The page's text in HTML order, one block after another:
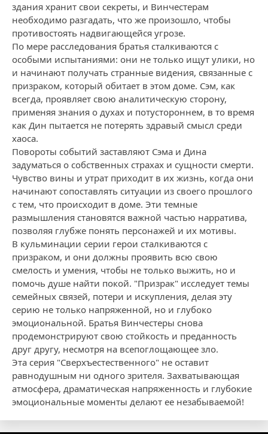
здания хранит свои секреты, и Винчестерам
необходимо разгадать, что же произошло, чтобы
противостоять надвигающейся угрозе.
По мере расследования братья сталкиваются с
особыми испытаниями: они не только ищут улики, но
и начинают получать странные видения, связанные с
призраком, который обитает в этом доме. Сэм, как
всегда, проявляет свою аналитическую сторону,
применяя знания о духах и потустороннем, в то время
как Дин пытается не потерять здравый смысл среди
хаоса.
Повороты событий заставляют Сэма и Дина
задуматься о собственных страхах и сущности смерти.
Чувство вины и утрат приходит в их жизнь, когда они
начинают сопоставлять ситуации из своего прошлого
с тем, что происходит в доме. Эти темные
размышления становятся важной частью нарратива,
позволяя глубже понять персонажей и их мотивы.
В кульминации серии герои сталкиваются с
призраком, и они должны проявить всю свою
смелость и умения, чтобы не только выжить, но и
помочь душе найти покой. "Призрак" исследует темы
семейных связей, потери и искупления, делая эту
серию не только напряженной, но и глубоко
эмоциональной. Братья Винчестеры снова
продемонстрируют свою стойкость и преданность
друг другу, несмотря на всепоглощающее зло.
Эта серия "Сверхъестественного" не оставит
равнодушным ни одного зрителя. Захватывающая
атмосфера, драматическая напряженность и глубокие
эмоциональные моменты делают ее незабываемой!